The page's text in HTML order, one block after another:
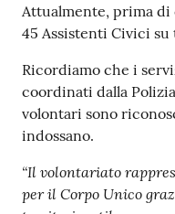
Attualmente, prima di
45 Assistenti Civici
Ricordiamo che i
coordinati dalla
volontari sono
indossano.
“Il volontariato
per il Corpo Unico